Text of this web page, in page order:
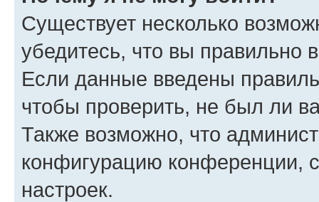
Существует несколько
убедитесь, что вы правильно
Если данные введены
чтобы проверить, не был ли
Также возможно, что
конфигурацию конференции,
настроек.